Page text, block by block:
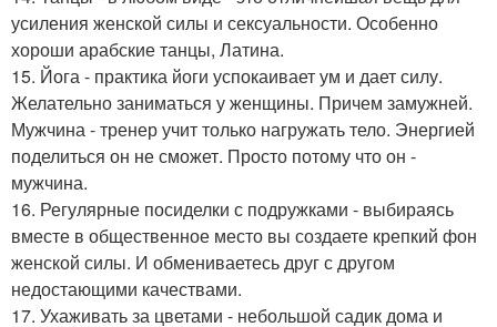
усиления женской силы и сексуальности. Особенно
хороши арабские танцы, Латина.
15. Йога - практика йоги успокаивает ум и дает силу.
Желательно заниматься у женщины. Причем замужней.
Мужчина - тренер учит только нагружать тело. Энергией
поделиться он не сможет. Просто потому что он -
мужчина.
16. Регулярные посиделки с подружками - выбираясь
вместе в общественное место вы создаете крепкий фон
женской силы. И обмениваетесь друг с другом
недостающими качествами.
17. Ухаживать за цветами - небольшой садик дома и